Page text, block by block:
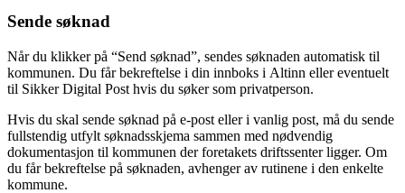
Sende søknad
Når du klikker på “Send søknad”, sendes søknaden automatisk til
kommunen. Du får bekreftelse i din innboks i Altinn eller eventuelt
til Sikker Digital Post hvis du søker som privatperson.
Hvis du skal sende søknad på e-post eller i vanlig post, må du sende
fullstendig utfylt søknadsskjema sammen med nødvendig
dokumentasjon til kommunen der foretakets driftssenter ligger. Om
du får bekreftelse på søknaden, avhenger av rutinene i den enkelte
kommune.